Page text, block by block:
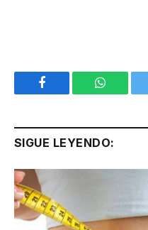
Facebook
SIGUE LEYENDO: